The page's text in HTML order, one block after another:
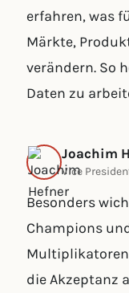
erfahren, was
Märkte,
verändern. So
Daten zu
Joachim
Vice
Besonders
Champions
Multiplikatoren
die Akzeptanz